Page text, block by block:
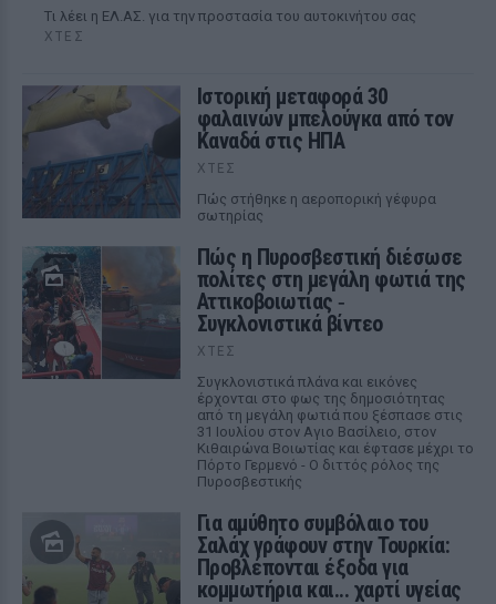
Tι λέει η ΕΛ.ΑΣ. για την προστασία του αυτοκινήτου σας
ΧΤΕΣ
Ιστορική μεταφορά 30
φαλαινών μπελούγκα από τον
Καναδά στις ΗΠΑ
ΧΤΕΣ
Πώς στήθηκε η αεροπορική γέφυρα
σωτηρίας
Πώς η Πυροσβεστική διέσωσε
πολίτες στη μεγάλη φωτιά της
Αττικοβοιωτίας ‑
Συγκλονιστικά βίντεο
ΧΤΕΣ
Συγκλονιστικά πλάνα και εικόνες
έρχονται στο φως της δημοσιότητας
από τη μεγάλη φωτιά που ξέσπασε στις
31 Ιουλίου στον Αγιο Βασίλειο, στον
Κιθαιρώνα Βοιωτίας και έφτασε μέχρι το
Πόρτο Γερμενό - Ο διττός ρόλος της
Πυροσβεστικής
Για αμύθητο συμβόλαιο του
Σαλάχ γράφουν στην Τουρκία:
Προβλέπονται έξοδα για
κομμωτήρια και... χαρτί υγείας